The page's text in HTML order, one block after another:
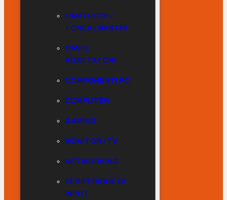
CARTUCCE /
TONER / NASTRI
CAVI E
ADATTATORI
COMPONENTI PC
COMPUTER
GAMING
MONITOR / TV
NETWORKING
PERIFERICHE DI
INPUT